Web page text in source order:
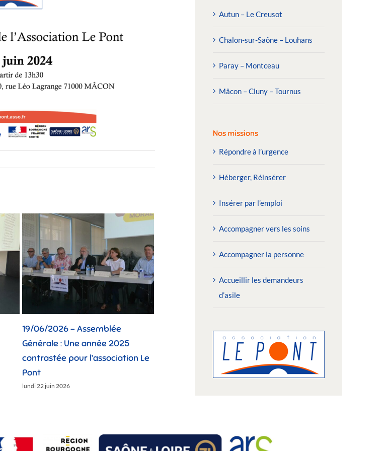
19/06/2026 – Assemblée
Générale : Une année 2025
contrastée pour l’association Le
Pont
lundi 22 juin 2026
12/06/2026 : Toutes les
générations réunies pour le «
Challenge des Solidarités »
02/06/2026 : Depuis
pension de famille
plus douces
jeudi 11 juin 2026
Autun – Le Creusot
Chalon-sur-Saône – Louhans
Paray – Montceau
Mâcon – Cluny – Tournus
Nos missions
Répondre à l’urgence
Héberger, Réinsérer
Insérer par l’emploi
Accompagner vers les soins
Accompagner la personne
Accueillir les demandeurs
d’asile